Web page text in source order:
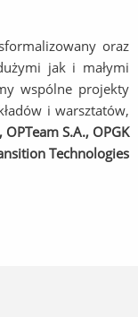
oraz
jak i małymi
wspólne projekty
i warsztatów,
OPTeam S.A., OPGK
Technologies